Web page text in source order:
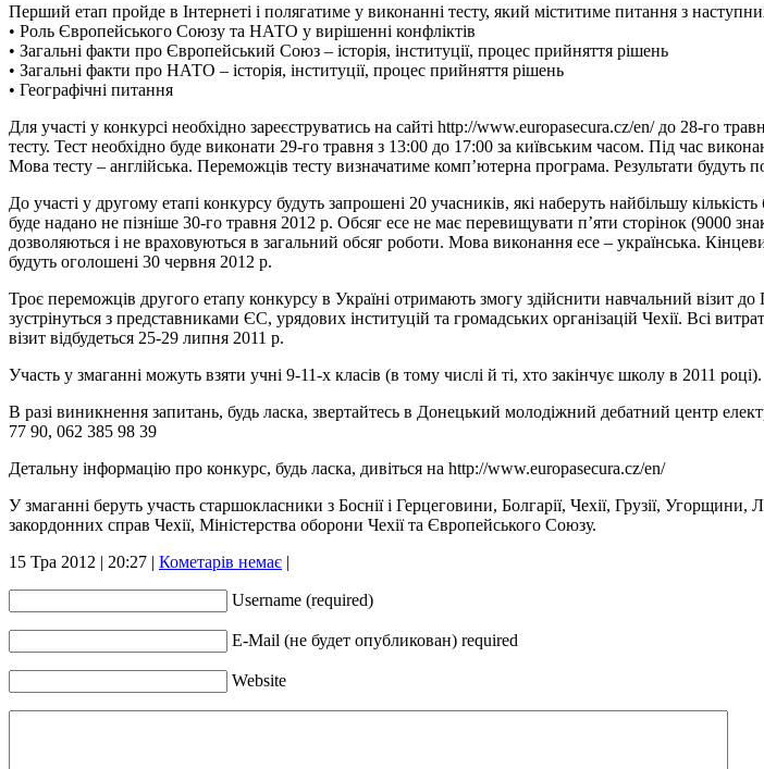
Перший етап пройде в Інтернеті і полягатиме у виконанні тесту, який міститиме питання з
• Роль Європейського Союзу та НАТО у вирішенні конфліктів
• Загальні факти про Європейський Союз – історія, інституції, процес прийняття рішень
• Загальні факти про НАТО – історія, інституції, процес прийняття рішень
• Географічні питання
Для участі у конкурсі необхідно зареєструватись на сайті http://www.europasecura.cz/en/ до 28-го
тесту. Тест необхідно буде виконати 29-го травня з 13:00 до 17:00 за київським часом. Під час
Мова тесту – англійська. Переможців тесту визначатиме комп’ютерна програма. Результати будуть
До участі у другому етапі конкурсу будуть запрошені 20 учасників, які наберуть найбільшу
буде надано не пізніше 30-го травня 2012 р. Обсяг есе не має перевищувати п’яти сторінок (9000
дозволяються і не враховуються в загальний обсяг роботи. Мова виконання есе – українська.
будуть оголошені 30 червня 2012 р.
Троє переможців другого етапу конкурсу в Україні отримають змогу здійснити навчальний візит
зустрінуться з представниками ЄС, урядових інституцій та громадських організацій Чехії. Всі
візит відбудеться 25-29 липня 2011 р.
Участь у змаганні можуть взяти учні 9-11-х класів (в тому числі й ті, хто закінчує школу в 2011 році).
В разі виникнення запитань, будь ласка, звертайтесь в Донецький молодіжний дебатний центр
77 90, 062 385 98 39
Детальну інформацію про конкурс, будь ласка, дивіться на http://www.europasecura.cz/en/
У змаганні беруть участь старшокласники з Боснії і Герцеговини, Болгарії, Чехії, Грузії,
закордонних справ Чехії, Міністерства оборони Чехії та Європейського Союзу.
15 Тра 2012 | 20:27 | Кометарів немає |
Username (required)
Е-Mail (не будет опубликован) required
Website